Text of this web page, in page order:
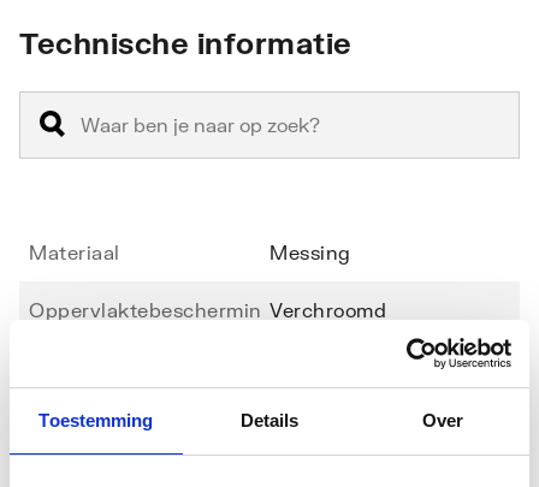
Toestemming Details Over
Technische informatie
Materiaal Messing
Oppervlaktebeschermin Verchroomd
Kleur Chroom
Aansluiting 1 Buitendraad